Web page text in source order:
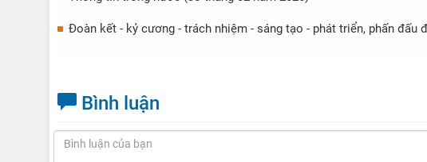
Đoàn kết - kỷ cương - trách nhiệm - sáng tạo - phát triển, phấn đấu
Bình luận